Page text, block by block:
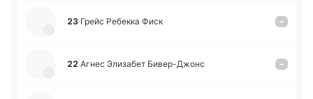
23 Грейс Ре­бе­кка Фиск –
22 Агнес Эли­за­бет Би­ве­р-Джонс –